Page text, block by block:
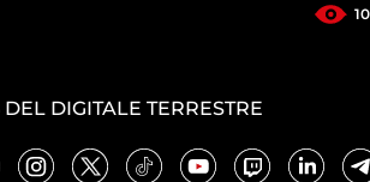
DIGITALE TERRESTRE